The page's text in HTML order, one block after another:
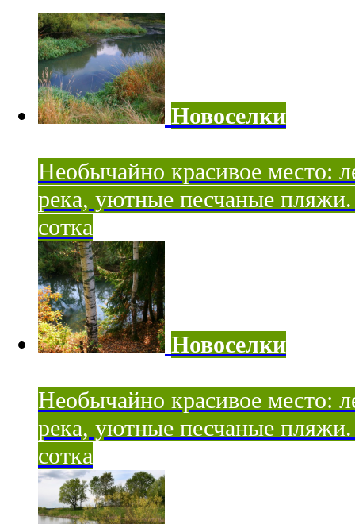
Новоселки
Необычайно красивое место:
река, уютные песчаные
сотка
Новоселки
Необычайно красивое место:
река, уютные песчаные
сотка